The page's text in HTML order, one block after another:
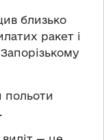
близько
ракет і
польоти